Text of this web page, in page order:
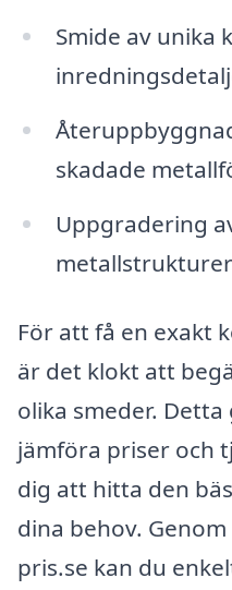
Smide av unika
skadade
Uppgradering
metallstrukturer
För att få en exakt
är det klokt att
olika smeder.
jämföra priser och
dig att hitta den
dina behov.
pris.se kan du